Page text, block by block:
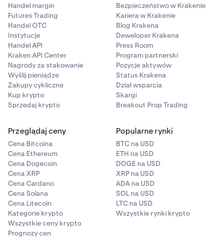
Handel margin
Futures Trading
Handel OTC
Instytucje
Handel API
Kraken API Center
Nagrody za stakowanie
Wyślij pieniądze
Zakupy cykliczne
Kup krypto
Sprzedaj krypto
Bezpieczeństwo w Krakenie
Kariera w Krakenie
Blog Krakena
Deweloper Krakena
Press Room
Program partnerski
Pozycje aktywów
Status Krakena
Dział wsparcia
Skargi
Breakout Prop Trading
Przeglądaj ceny
Cena Bitcoina
Cena Ethereum
Cena Dogecoin
Cena XRP
Cena Cardano
Cena Solana
Cena Litecoin
Kategorie krypto
Wszystkie ceny krypto
Prognozy cen
Popularne rynki
BTC na USD
ETH na USD
DOGE na USD
XRP na USD
ADA na USD
SOL na USD
LTC na USD
Wszystkie rynki krypto